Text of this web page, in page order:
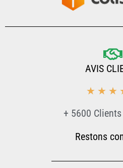
AVIS
☆ ☆ ☆
+ 5600
Restons